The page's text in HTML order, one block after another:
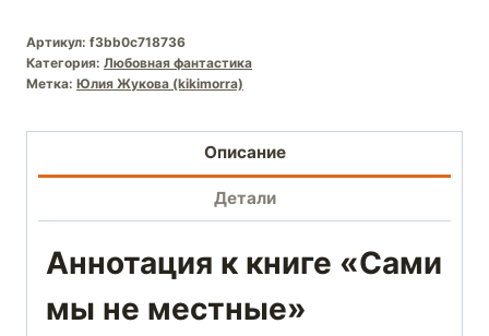
Артикул: f3bb0c718736
Категория: Любовная фантастика
Метка: Юлия Жукова (kikimorra)
Описание
Детали
Аннотация к книге «Сами
мы не местные»